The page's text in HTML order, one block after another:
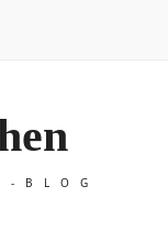
BLOG